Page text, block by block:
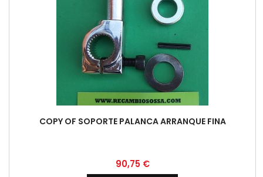
COPY OF SOPORTE PALANCA ARRANQUE FINA
Preis
90,75 €